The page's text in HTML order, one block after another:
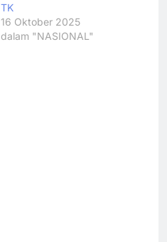
TK
16 Oktober 2025
dalam "NASIONAL"